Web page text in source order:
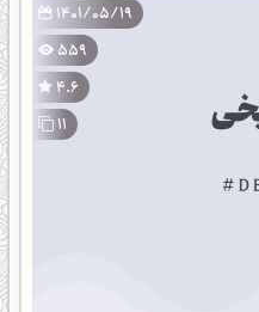
1401/05/19
559
4.6
11